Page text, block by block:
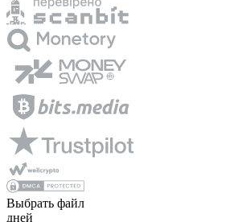
Выбрать файл
дней